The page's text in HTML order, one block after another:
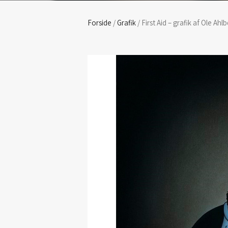
Forside /Grafik / First Aid – grafik af Ole